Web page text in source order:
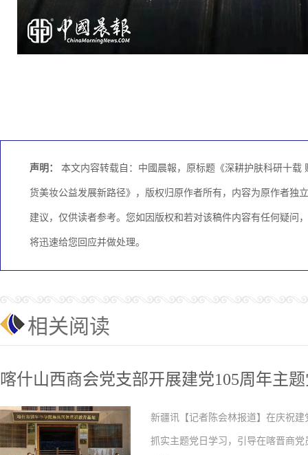
声明： 本文内容转载自：中國晨報，原标题《深耕护肤科研十载
货美妆公益发展新路径》，版权归原作者所有，内容为原作者独
建议，仅供读者参考。您如因版权和若对该稿件内容有任何疑问
将迅速给您回应并做处理。
相关阅读
喀什山西商会党支部开展建党105周年主
新疆讯【记者陈会林报道】在庆祝
抓实主题党日学习，引导在喀晋商